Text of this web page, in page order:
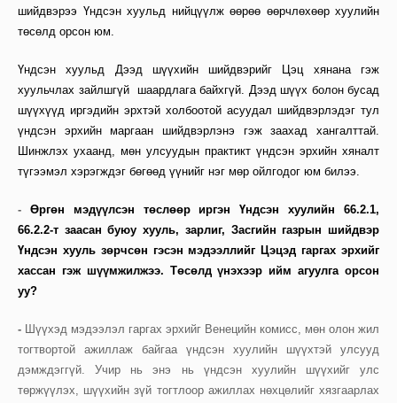
шийдвэрээ Үндсэн хуульд нийцүүлж өөрөө өөрчлөхөөр хуулийн
төсөлд орсон юм.
Үндсэн хуульд Дээд шүүхийн шийдвэрийг Цэц хянана гэж
хуульчлах зайлшгүй шаардлага байхгүй. Дээд шүүх болон бусад
шүүхүүд иргэдийн эрхтэй холбоотой асуудал шийдвэрлэдэг тул
үндсэн эрхийн маргаан шийдвэрлэнэ гэж заахад хангалттай.
Шинжлэх ухаанд, мөн улсуудын практикт үндсэн эрхийн хяналт
түгээмэл хэрэгждэг бөгөөд үүнийг нэг мөр ойлгодог юм билээ.
- Өргөн мэдүүлсэн төслөөр иргэн Үндсэн хуулийн 66.2.1,
66.2.2-т заасан буюу хууль, зарлиг, Засгийн газрын шийдвэр
Үндсэн хууль зөрчсөн гэсэн мэдээллийг Цэцэд гаргах эрхийг
хассан гэж шүүмжилжээ. Төсөлд үнэхээр ийм агуулга орсон
уу?
- Шүүхэд мэдээлэл гаргах эрхийг Венецийн комисс, мөн олон жил
тогтвортой ажиллаж байгаа үндсэн хуулийн шүүхтэй улсууд
дэмждэггүй. Учир нь энэ нь үндсэн хуулийн шүүхийг улс
төржүүлэх, шүүхийн зүй тогтлоор ажиллах нөхцөлийг хязгаарлах